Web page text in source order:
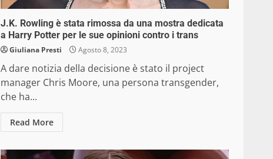
J.K. Rowling è stata rimossa da una mostra dedicata
a Harry Potter per le sue opinioni contro i trans
Giuliana Presti Agosto 8, 2023
A dare notizia della decisione è stato il project
manager Chris Moore, una persona transgender,
che ha...
Read More